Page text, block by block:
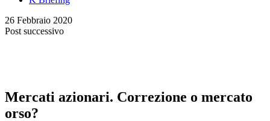
26 Febbraio 2020
Post successivo
Mercati azionari. Correzione o mercato
orso?